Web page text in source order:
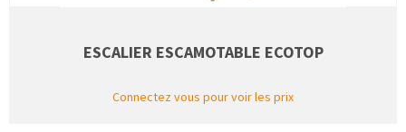
ESCALIER ESCAMOTABLE ECOTOP
Connectez vous pour voir les prix